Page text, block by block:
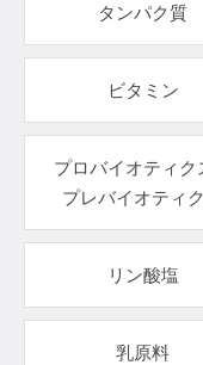
タンパク質
ビタミン
プロバイオティク
プレバイオティ
リン酸塩
乳原料